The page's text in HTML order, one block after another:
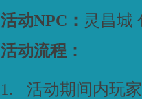
活动NPC ： 灵昌城
活动流程：
1.
活动期间内玩